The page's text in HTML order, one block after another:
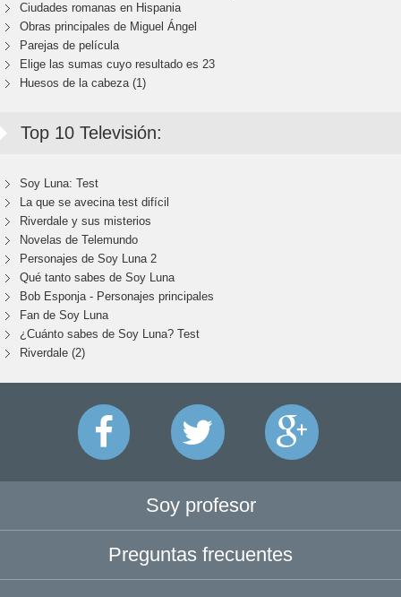
Ciudades romanas en Hispania
Obras principales de Miguel Ángel
Parejas de película
Elige las sumas cuyo resultado es 23
Huesos de la cabeza (1)
Top 10 Televisión:
Soy Luna: Test
La que se avecina test difícil
Riverdale y sus misterios
Novelas de Telemundo
Personajes de Soy Luna 2
Qué tanto sabes de Soy Luna
Bob Esponja - Personajes principales
Fan de Soy Luna
¿Cuánto sabes de Soy Luna? Test
Riverdale (2)
Soy profesor
Preguntas frecuentes